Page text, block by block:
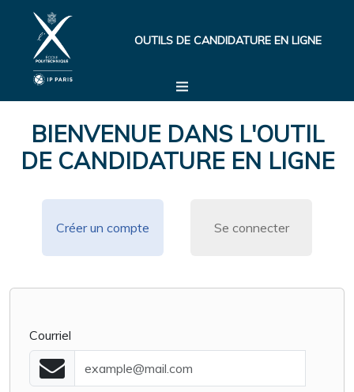
OUTILS DE CANDIDATURE EN LIGNE
BIENVENUE DANS L'OUTIL
DE CANDIDATURE EN LIGNE
Créer un compte Se connecter
Courriel